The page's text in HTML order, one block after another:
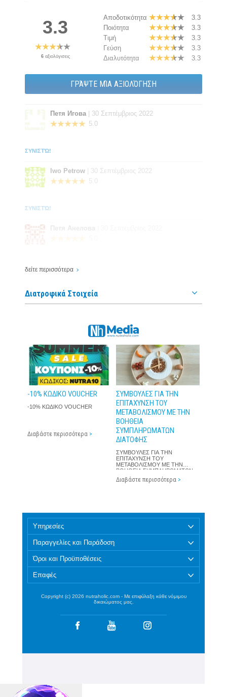
3.3
6αξιολόγισεις
Αποδοτικότητα
3.3
Ποιότητα
3.3
Τιμή
3.3
Γεύση
3.3
Διαλυτότητα
3.3
ΓΡΆΨΤΕ ΜΊΑ ΑΞΙΟΛΌΓΗΣΗ
Петя Игова | 30 Σεπτέμβριος 2022
5.0
ΣΥΝΙΣΤΏ!
Iwo Petrow | 30 Σεπτέμβριος 2022
5.0
ΣΥΝΙΣΤΏ!
ΣΥΝΙΣΤΏ!
0.0
0.0
ΣΥΝΙΣΤΏ!
δείτε περισσότερα
Διατροφικά Στοιχεία
-10% ΚΩΔΙΚΟ VOUCHER
-10% ΚΩΔΙΚΟ VOUCHER
Διαβάστε περισσότερα >
ΣΥΜΒΟΥΛΕΣ ΓΙΑ ΤΗΝ
ΕΠΙΤΑΧΥΝΣΗ ΤΟΥ
ΜΕΤΑΒΟΛΙΣΜΟΥ ΜΕ ΤΗΝ
ΒΟΗΘΕΙΑ
ΣΥΜΠΛΗΡΩΜΑΤΩΝ
ΔΙΑΤΟΦΗΣ
ΣΥΜΒΟΥΛΕΣ ΓΙΑ ΤΗΝ
ΕΠΙΤΑΧΥΝΣΗ ΤΟΥ
ΜΕΤΑΒΟΛΙΣΜΟΥ ΜΕ ΤΗΝ
ΒΟΗΘΕΙΑ ΣΥΜΠΛΗΡΩΜΑΤΩΝ
ΔΙΑΤΟΦΗΣ
Διαβάστε περισσότερα >
Υπηρεσίες
Παραγγελίες και Παράδοση
Όροι και Προϋποθέσεις
Επαφές
Copyright (c) 2026 nutraholic.com - Με επιφύλαξη κάθε νόμιμου
δικαιώματος μας.